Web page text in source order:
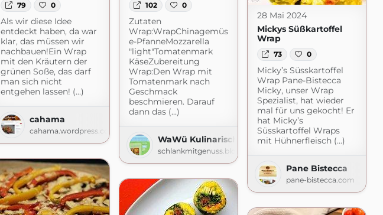
79 0
Als wir diese Idee
entdeckt haben, da war
klar, das müssen wir
nachbauen!Ein Wrap
mit den Kräutern der
grünen Soße, das darf
man sich nicht
entgehen lassen! (...)
cahama
cahama.wordpress.com
102 0
Zutaten
Wrap:WrapChinagemüs
e-PfanneMozzarella
"light"Tomatenmark
KäseZubereitung
Wrap:Den Wrap mit
Tomatenmark nach
Geschmack
beschmieren. Darauf
dann das (...)
WaWü Kulinarische Quälereien
schlankmitgenuss.blogspot.com
28 Mai 2024
Mickys Süßkartoffel
Wrap
73 0
Micky’s Süsskartoffel
Wrap Pane-Bistecca
Micky, unser Wrap
Spezialist, hat wieder
mal für uns gekocht! Er
hat Micky’s
Süsskartoffel Wraps
mit Hühnerfleisch (...)
Pane Bistecca
pane-bistecca.com